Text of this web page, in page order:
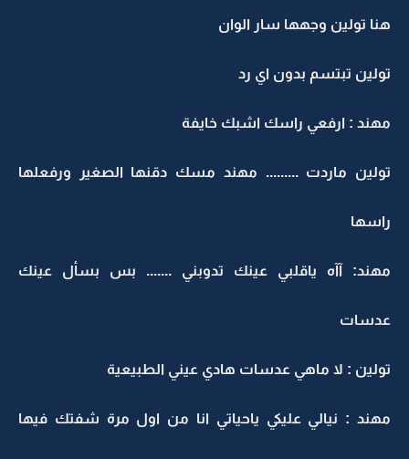
هنا تولين وجهها سار الوان
تولين تبتسم بدون اي رد
مهند : ارفعي راسك اشبك خايفة
تولين ماردت ......... مهند مسك دقنها الصغير ورفعلها
راسها
مهند: آآه ياقلبي عينك تدوبني ....... بس بسأل عينك
عدسات
تولين : لا ماهي عدسات هادي عيني الطبيعية
مهند : نيالي عليكي ياحياتي انا من اول مرة شفتك فيها